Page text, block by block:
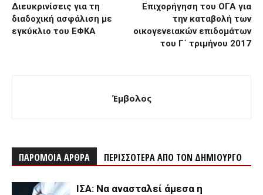
Διευκρινίσεις για τη
διαδοχική ασφάλιση με
εγκύκλιο του ΕΦΚΑ
Επιχορήγηση του ΟΓΑ για
την καταβολή των
οικογενειακών επιδομάτων
του Γ΄ τριμήνου 2017
Έμβολος
ΠΑΡΟΜΟΙΑ ΑΡΘΡΑ ΠΕΡΙΣΣΟΤΕΡΑ ΑΠΟ ΤΟΝ ΔΗΜΙΟΥΡΓΟ
ΙΣΑ: Να ανασταλεί άμεσα η